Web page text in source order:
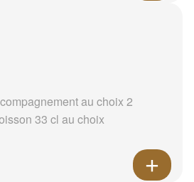
au choix 2
33 cl au choix